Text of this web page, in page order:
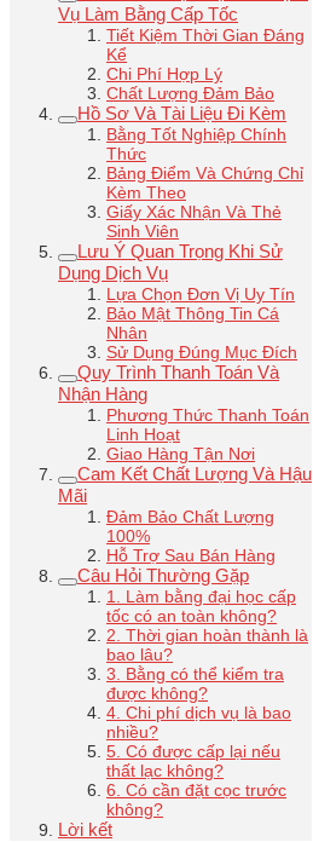
Vụ Làm Bằng Cấp Tốc
Tiết Kiệm Thời Gian Đáng
Kể
Chi Phí Hợp Lý
Chất Lượng Đảm Bảo
Hồ Sơ Và Tài Liệu Đi Kèm
Bằng Tốt Nghiệp Chính
Thức
Bảng Điểm Và Chứng Chỉ
Kèm Theo
Giấy Xác Nhận Và Thẻ
Sinh Viên
Lưu Ý Quan Trọng Khi Sử
Dụng Dịch Vụ
Lựa Chọn Đơn Vị Uy Tín
Bảo Mật Thông Tin Cá
Nhân
Sử Dụng Đúng Mục Đích
Quy Trình Thanh Toán Và
Nhận Hàng
Phương Thức Thanh Toán
Linh Hoạt
Giao Hàng Tận Nơi
Cam Kết Chất Lượng Và Hậu
Mãi
Đảm Bảo Chất Lượng
100%
Hỗ Trợ Sau Bán Hàng
Câu Hỏi Thường Gặp
1. Làm bằng đại học cấp
tốc có an toàn không?
2. Thời gian hoàn thành là
bao lâu?
3. Bằng có thể kiểm tra
được không?
4. Chi phí dịch vụ là bao
nhiều?
5. Có được cấp lại nếu
thất lạc không?
6. Có cần đặt cọc trước
không?
Lời kết